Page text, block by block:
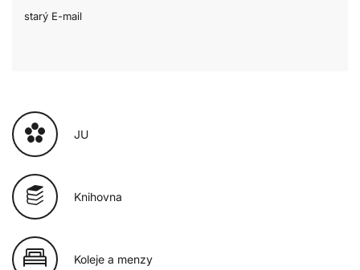
starý E-mail
JU
Knihovna
Koleje a menzy